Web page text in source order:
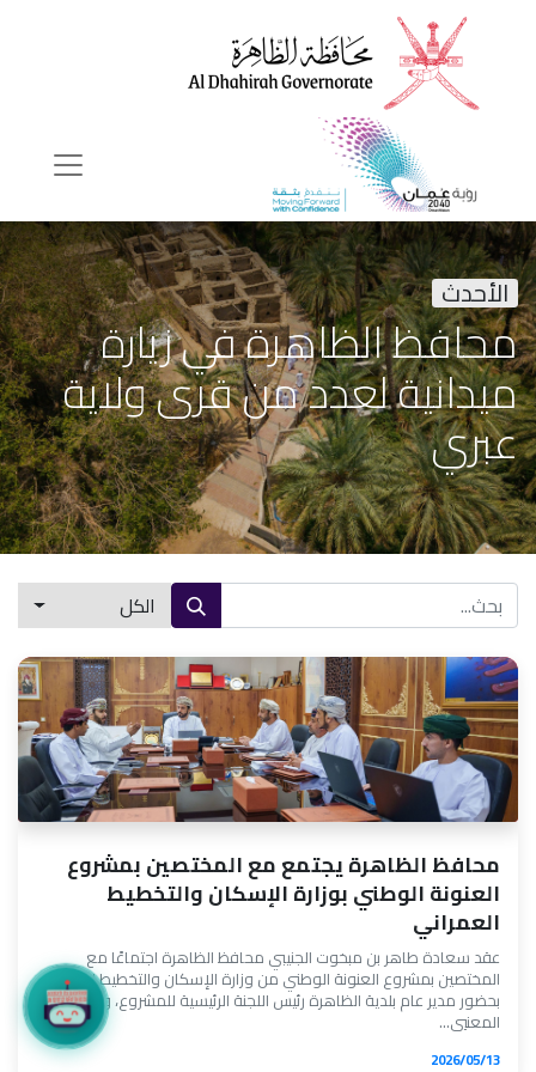
الأحدث
محافظ الظاهرة في زيارة
ميدانية لعدد من قرى ولاية
عبري
الكل
محافظ الظاهرة يجتمع مع المختصين بمشروع
العنونة الوطني بوزارة الإسكان والتخطيط
العمراني
عقد سعادة طاهر بن مبخوت الجنيبي محافظ الظاهرة اجتماعًا مع
المختصين بمشروع العنونة الوطني من وزارة الإسكان والتخطيط العمراني،
بحضور مدير عام بلدية الظاهرة رئيس اللجنة الرئيسية للمشروع، وعددٍ من
المعنيي...
13‏/05‏/2026